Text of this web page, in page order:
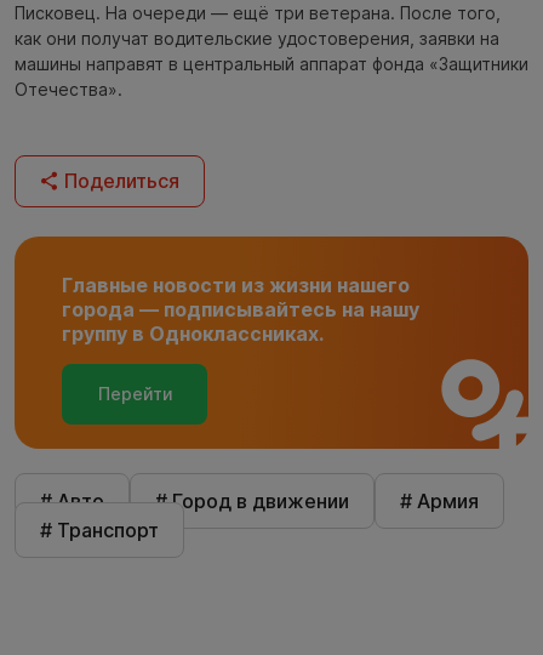
Писковец. На очереди — ещё три ветерана. После того,
как они получат водительские удостоверения, заявки на
машины направят в центральный аппарат фонда «Защитники
Отечества».
Поделиться
Главные новости из жизни нашего
города — подписывайтесь на нашу
группу в Одноклассниках.
Перейти
# Авто # Город в движении
# Армия
# Транспорт